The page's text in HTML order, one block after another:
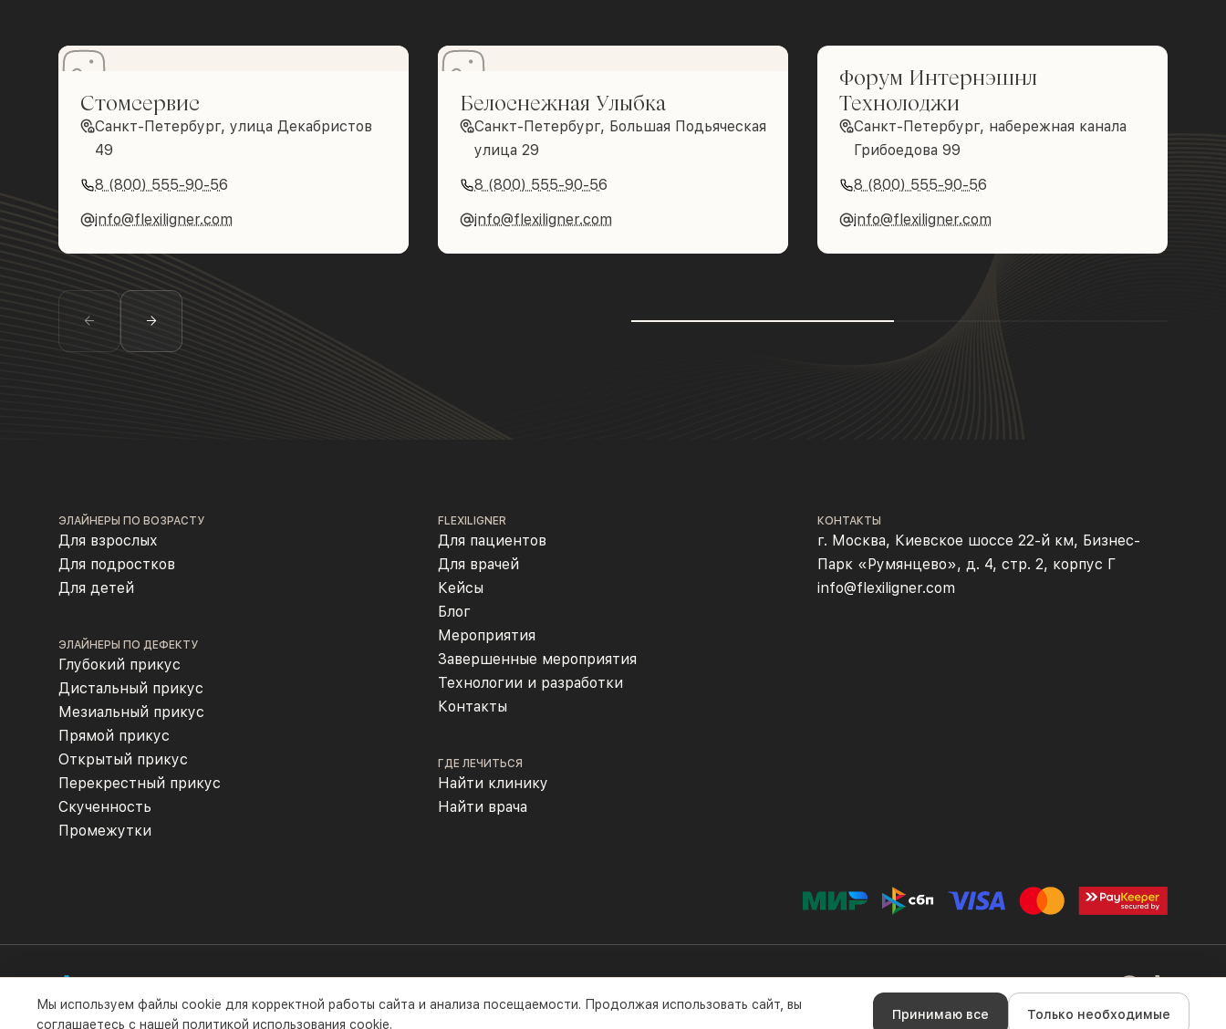
Стомсервис
Санкт-Петербург, улица Декабристов
49
8 (800) 555-90-56
info@flexiligner.com
Белоснежная Улыбка
Санкт-Петербург, Большая Подьяческая
улица 29
8 (800) 555-90-56
info@flexiligner.com
Форум Интернэшнл
Технолоджи
Санкт-Петербург, набережная канала
Грибоедова 99
8 (800) 555-90-56
info@flexiligner.com
ЭЛАЙНЕРЫ ПО ВОЗРАСТУ
Для взрослых
Для подростков
Для детей
ЭЛАЙНЕРЫ ПО ДЕФЕКТУ
Глубокий прикус
Дистальный прикус
Мезиальный прикус
Прямой прикус
Открытый прикус
Перекрестный прикус
Скученность
Промежутки
FLEXILIGNER
Для пациентов
Для врачей
Кейсы
Блог
Мероприятия
Завершенные мероприятия
Технологии и разработки
Контакты
ГДЕ ЛЕЧИТЬСЯ
Найти клинику
Найти врача
КОНТАКТЫ
г. Москва, Киевское шоссе 22-й км, Бизнес-
Парк «Румянцево», д. 4, стр. 2, корпус Г
info@flexiligner.com
Все права защищены компанией ООО «Флексилайнер». ©2016-2026 гг. Политика конфиденциальности Файлы cookie Правила оплаты
Мы используем файлы cookie для корректной работы сайта и анализа посещаемости. Продолжая использовать сайт, вы
соглашаетесь с нашей политикой использования cookie.
Принимаю все Только необходимые